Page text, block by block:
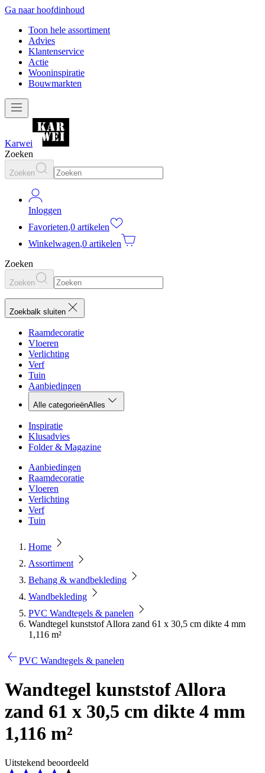
Ga naar hoofdinhoud
Toon hele assortiment
Advies
Klantenservice
Actie
Wooninspiratie
Bouwmarkten
Karwei
Zoeken
Zoeken
Inloggen
Favorieten,0 artikelen
Winkelwagen,0 artikelen
Zoeken
Zoeken
Zoekbalk sluiten
Raamdecoratie
Vloeren
Verlichting
Verf
Tuin
Aanbiedingen
Alle categorieënAlles
Inspiratie
Klusadvies
Folder & Magazine
Aanbiedingen
Raamdecoratie
Vloeren
Verlichting
Verf
Tuin
Home
Assortiment
Behang & wandbekleding
Wandbekleding
PVC Wandtegels & panelen
Wandtegel kunststof Allora zand 61 x 30,5 cm dikte 4 mm
1,116 m²
PVC Wandtegels & panelen
Wandtegel kunststof Allora
zand 61 x 30,5 cm dikte 4 mm
1,116 m²
Uitstekend beoordeeld